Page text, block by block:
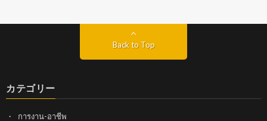
Back to Top
カテゴリー
การงาน-อาชีพ